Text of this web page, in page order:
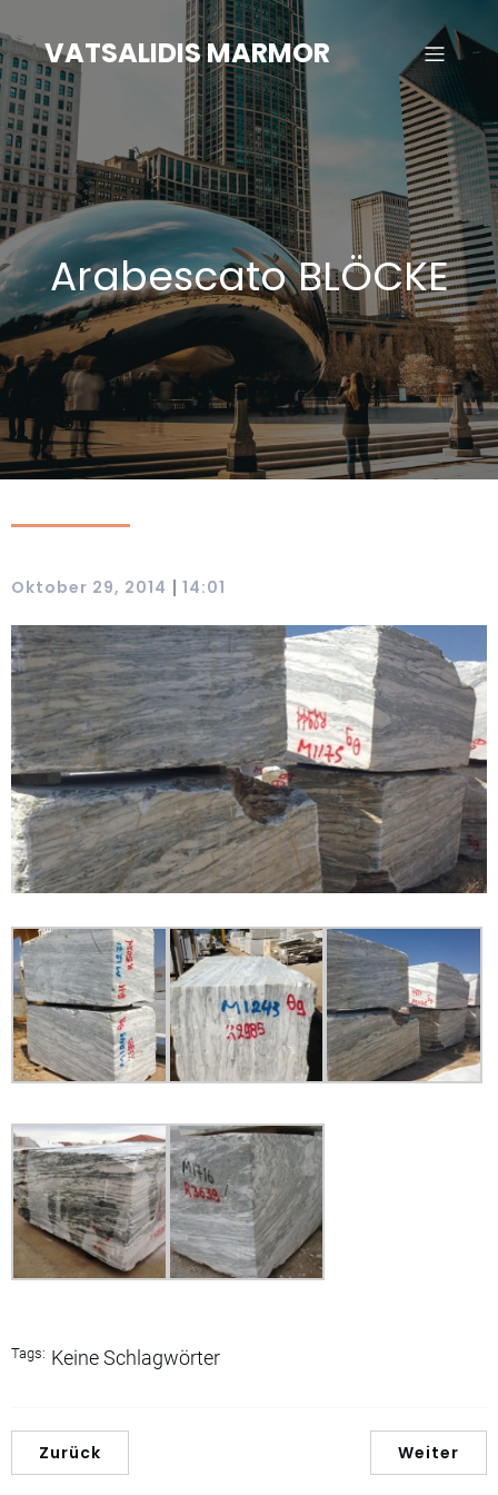
springenVATSALIDIS MARMOR
Arabescato BLÖCKE
Oktober 29, 2014 | 14:01
Tags: Keine Schlagwörter
Zurück Weiter